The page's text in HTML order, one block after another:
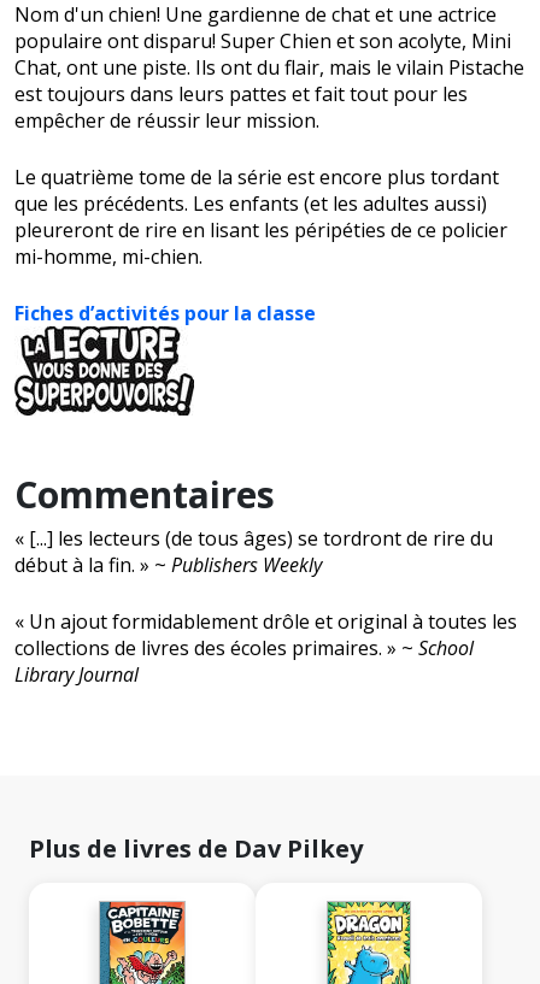
Nom d'un chien! Une gardienne de chat et une actrice
populaire ont disparu! Super Chien et son acolyte, Mini
Chat, ont une piste. Ils ont du flair, mais le vilain Pistache
est toujours dans leurs pattes et fait tout pour les
empêcher de réussir leur mission.
Le quatrième tome de la série est encore plus tordant
que les précédents. Les enfants (et les adultes aussi)
pleureront de rire en lisant les péripéties de ce policier
mi-homme, mi-chien.
Fiches d’activités pour la classe
Commentaires
« [...] les lecteurs (de tous âges) se tordront de rire du
début à la fin. » ~ Publishers Weekly
« Un ajout formidablement drôle et original à toutes les
collections de livres des écoles primaires. » ~ School
Library Journal
Plus de livres de Dav Pilkey